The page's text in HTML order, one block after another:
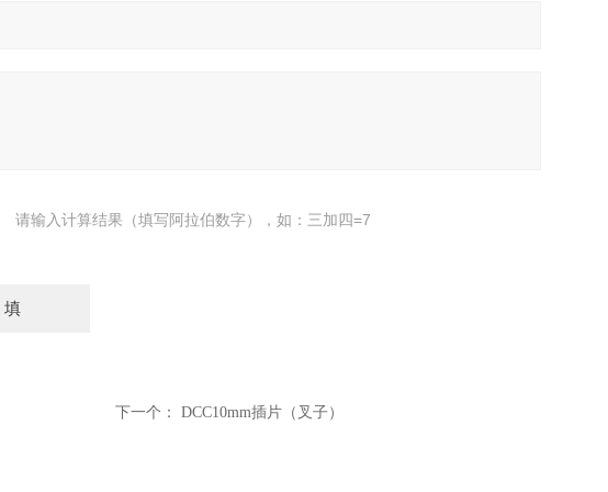
请输入计算结果（填写阿拉伯数字），如：三加四=7
下一个： DCC10mm插片（叉子）